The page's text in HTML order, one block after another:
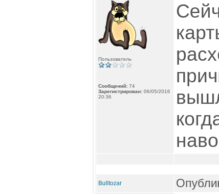
Пользователь
Сообщений: 74
Зарегистрирован: 06/05/2016
20:36
Bulltozar